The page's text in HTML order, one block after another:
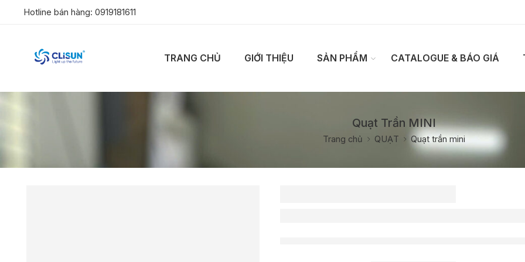
Hotline bán hàng: 0919181611
TRANG CHỦ GIỚI THIỆU SẢN PHẨM CATALOGUE & BÁO GIÁ
Quạt Trần MINI
Trang chủ QUẠT Quạt trần mini